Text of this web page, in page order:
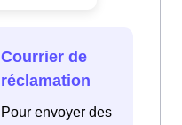
Courrier de
réclamation
Pour envoyer des